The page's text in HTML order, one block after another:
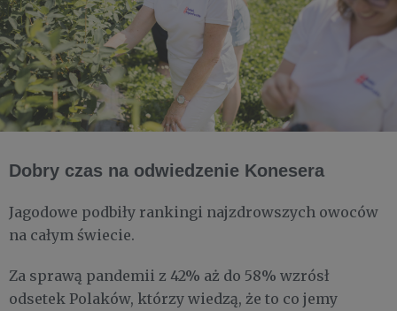
Dobry czas na odwiedzenie Konesera
Jagodowe podbiły rankingi najzdrowszych owoców
na całym świecie.
Za sprawą pandemii z 42% aż do 58% wzrósł
odsetek Polaków, którzy wiedzą, że to co jemy